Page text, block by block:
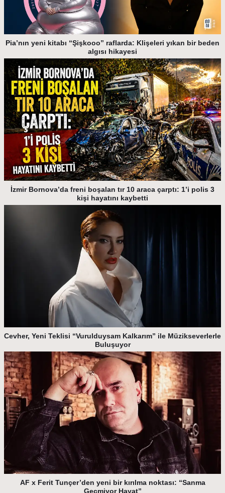
Pia’nın yeni kitabı “Şişkooo” raflarda: Klişeleri yıkan bir beden
algısı hikayesi
İzmir Bornova’da freni boşalan tır 10 araca çarptı: 1’i polis 3
kişi hayatını kaybetti
Cevher, Yeni Teklisi “Vurulduysam Kalkarım” ile Müzikseverlerle
Buluşuyor
AF x Ferit Tunçer’den yeni bir kırılma noktası: “Sanma
Geçmiyor Hayat”